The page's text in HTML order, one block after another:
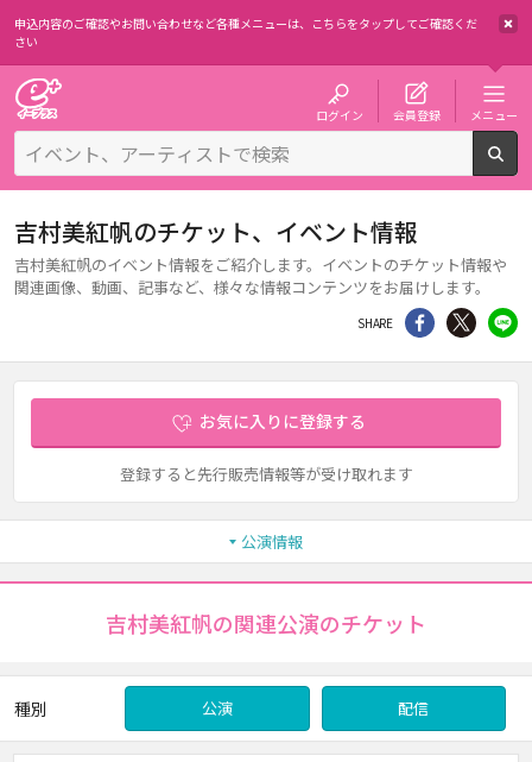
申込内容のご確認やお問い合わせなど各種メニューは、 こちらをタップしてご確認くだ
さい
ログイン 会員登録 メニュー
吉村美紅帆のチケット、イベント情報
吉村美紅帆のイベント情報をご紹介します。イベントのチケット情報や
関連画像、動画、記事など、様々な情報コンテンツをお届けします。
SHARE シェア Twitter
お気に入りに登録する
登録すると先行販売情報等が受け取れます
公演情報
吉村美紅帆の関連公演のチケット
種別 公演 配信